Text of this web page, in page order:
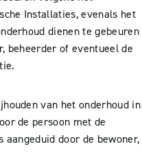
Installaties, evenals het
dienen te gebeuren
beheerder of eventueel de
van het onderhoud in
de persoon met de
door de bewoner,